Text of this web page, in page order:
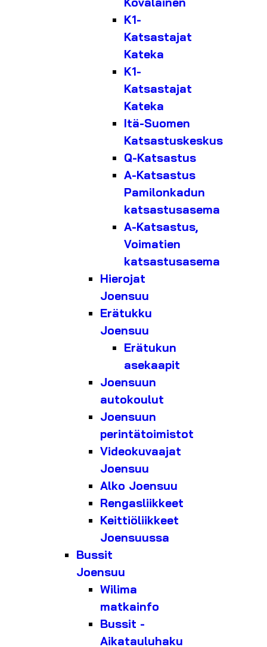
K1-
Katsastajat
Kateka
K1-
Katsastajat
Kateka
Itä-Suomen
Katsastuskeskus
Q-Katsastus
A-Katsastus
Pamilonkadun
katsastusasema
A-Katsastus,
Voimatien
katsastusasema
Hierojat
Joensuu
Erätukku
Joensuu
Erätukun
asekaapit
Joensuun
autokoulut
Joensuun
perintätoimistot
Videokuvaajat
Joensuu
Alko Joensuu
Rengasliikkeet
Keittiöliikkeet
Joensuussa
Bussit
Joensuu
Wilima
matkainfo
Bussit -
Aikatauluhaku